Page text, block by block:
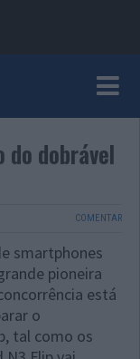
do dobrável
COMENTAR
smartphones
pioneira
está
o
tal como os